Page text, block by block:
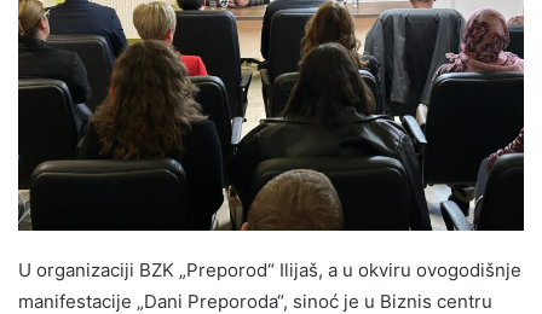
U organizaciji BZK „Preporod“ Ilijaš, a u okviru ovogodišnje
manifestacije „Dani Preporoda“, sinoć je u Biznis centru